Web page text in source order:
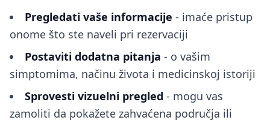
Pregledati vaše informacije - imaće pristup
onome što ste naveli pri rezervaciji
Postaviti dodatna pitanja - o vašim
simptomima, načinu života i medicinskoj istoriji
Sprovesti vizuelni pregled - mogu vas
zamoliti da pokažete zahvaćena područja ili